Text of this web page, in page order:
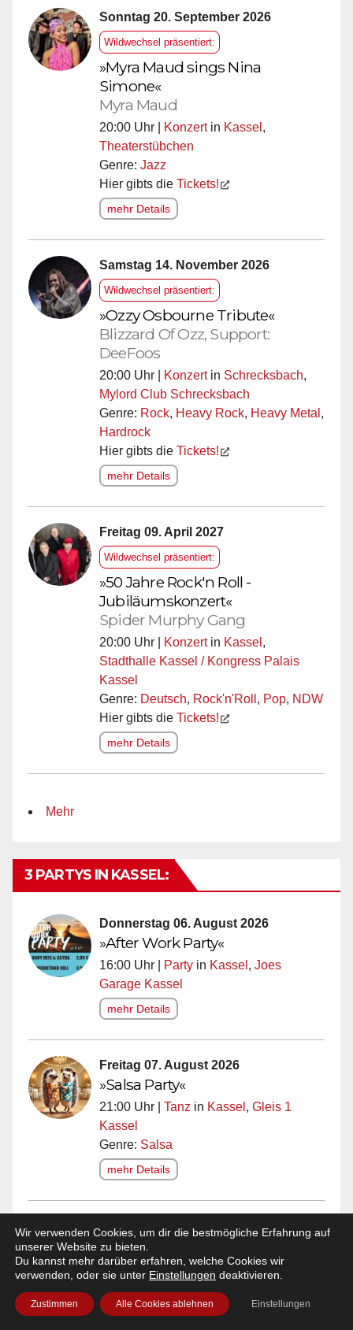
Sonntag 20. September 2026
Wildwechsel präsentiert:
»Myra Maud sings Nina
Simone«
Myra Maud
20:00 Uhr | Konzertin Kassel ,
Theaterstübchen
Genre: Jazz
Hier gibts die Tickets!
mehr Details
Samstag 14. November 2026
Wildwechsel präsentiert:
»Ozzy Osbourne Tribute«
Blizzard Of Ozz, Support:
DeeFoos
20:00 Uhr | Konzertin Schrecksbach,
Mylord Club Schrecksbach
Genre: Rock, Heavy Rock, Heavy Metal ,
Hardrock
Hier gibts die Tickets!
mehr Details
Freitag 09. April 2027
Wildwechsel präsentiert:
»50 Jahre Rock'n Roll -
Jubiläumskonzert«
Spider Murphy Gang
20:00 Uhr | Konzertin Kassel ,
Stadthalle Kassel / Kongress Palais
Kassel
Genre: Deutsch, Rock'n'Roll , Pop, NDW
Hier gibts die Tickets!
mehr Details
Mehr
3 PARTYS IN KASSEL:
Donnerstag 06. August 2026
»After Work Party«
16:00 Uhr | Party in Kassel , Joes
Garage Kassel
mehr Details
Freitag 07. August 2026
»Salsa Party«
21:00 Uhr | Tanz in Kassel , Gleis 1
Kassel
Genre: Salsa
mehr Details
Freitag 07. August 2026
»SCHOOL'S IN – DIE MEGA
SCHAUMPARTY«
Musikpark
Wir verwenden Cookies, um dir die bestmögliche Erfahrung auf
unserer Website zu bieten.
Du kannst mehr darüber erfahren, welche Cookies wir
verwenden, oder sie unter Einstellungen deaktivieren.
Zustimmen Alle Cookies ablehnen Einstellungen